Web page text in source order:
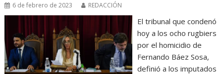
6 de febrero de 2023 REDACCIÓN
El tribunal que condenó
hoy a los ocho rugbiers
por el homicidio de
Fernando Báez Sosa,
definió a los imputados